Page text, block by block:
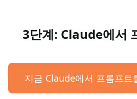
3단계: Claude에서
지금 Claude에서 프롬프트